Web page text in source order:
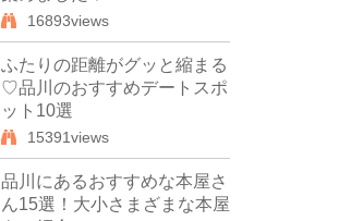
16893views
ふたりの距離がグッと縮まる
♡品川のおすすめデートスポ
ット10選
15391views
品川にあるおすすめな本屋さ
ん15選！大小さまざまな本屋